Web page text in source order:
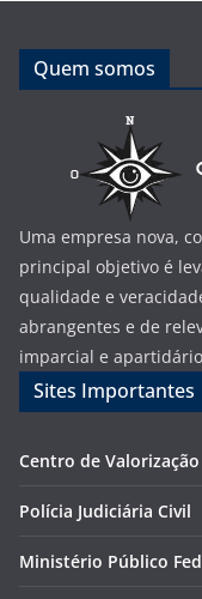
Quem somos
Uma empresa nova,
principal objetivo é
qualidade e
abrangentes e de
imparcial e
Sites Importantes
Centro de
Polícia Judiciária Civil
Ministério Público